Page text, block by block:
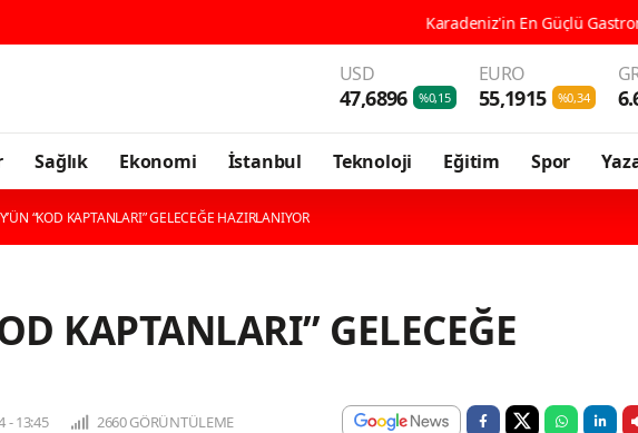
Karadeniz'in En Güçlü Gastronomi
USD
47,6896 %0,15
EURO
55,1915 %0,34
Sağlık Ekonomi İstanbul Teknoloji Eğitim Spor
“KOD KAPTANLARI” GELECEĞE HAZIRLANIYOR
KAPTANLARI” GELECEĞE
- 13:45 2660 GÖRÜNTÜLEME